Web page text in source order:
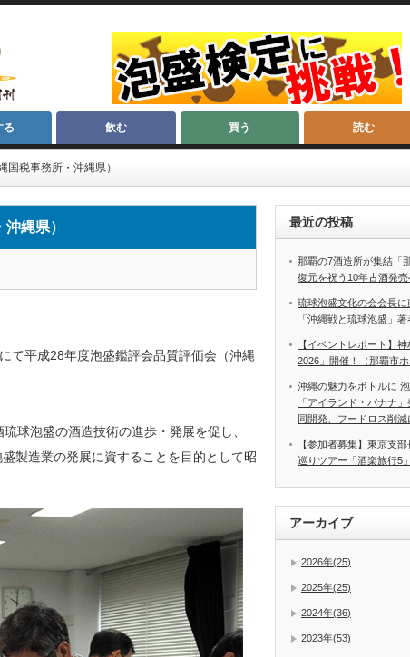
る 飲む 買う 読む
税事務所・沖縄県）
縄県）
て平成28年度泡盛鑑評会品質評価会（沖縄
球泡盛の酒造技術の進歩・発展を促し、
製造業の発展に資することを目的として昭
最近の投稿
那覇の7酒造所が集結「
復元を祝う10年古酒発売
琉球泡盛文化の会会長
「沖縄戦と琉球泡盛」
【イベントレポート】
2026」開催！（那覇市
沖縄の魅力をボトルに
「アイランド・バナナ
同開発、フードロス削減
【参加者募集】東京支
巡りツアー「酒楽旅行5
アーカイブ
2026年(25)
2025年(25)
2024年(36)
2023年(53)